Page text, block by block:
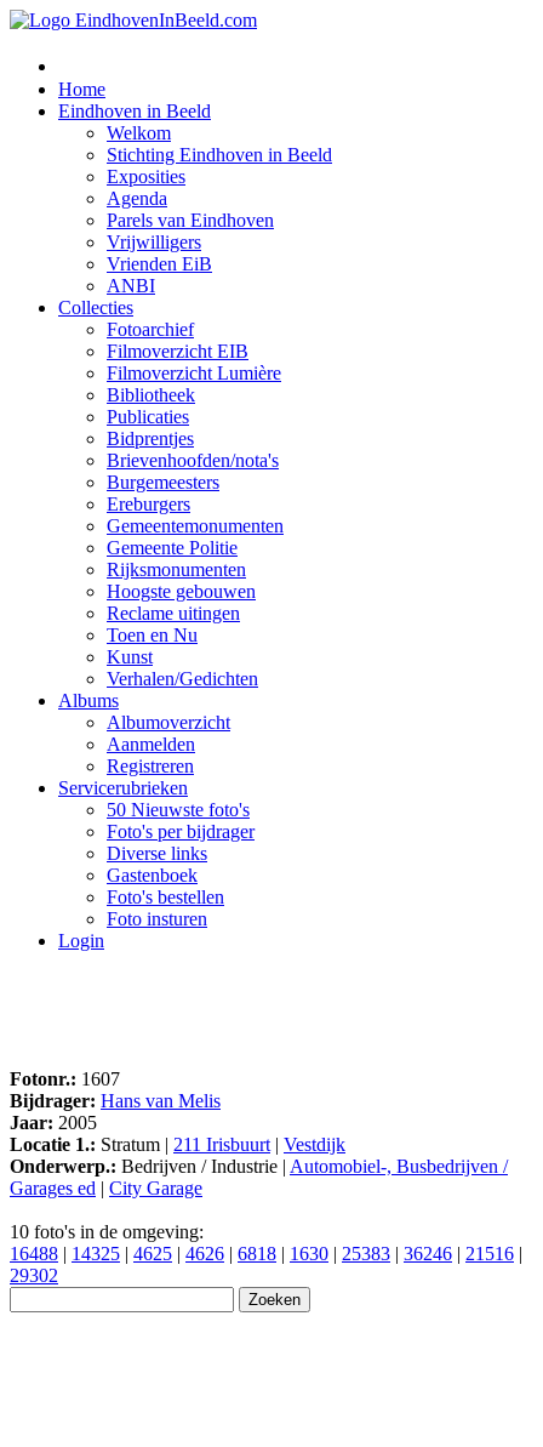
Home
Eindhoven in Beeld
Welkom
Stichting Eindhoven in Beeld
Exposities
Agenda
Parels van Eindhoven
Vrijwilligers
Vrienden EiB
ANBI
Collecties
Fotoarchief
Filmoverzicht EIB
Filmoverzicht Lumière
Bibliotheek
Publicaties
Bidprentjes
Brievenhoofden/nota's
Burgemeesters
Ereburgers
Gemeentemonumenten
Gemeente Politie
Rijksmonumenten
Hoogste gebouwen
Reclame uitingen
Toen en Nu
Kunst
Verhalen/Gedichten
Albums
Albumoverzicht
Aanmelden
Registreren
Servicerubrieken
50 Nieuwste foto's
Foto's per bijdrager
Diverse links
Gastenboek
Foto's bestellen
Foto insturen
Login
Fotonr.: 1607
Bijdrager: Hans van Melis
Jaar: 2005
Locatie 1.: Stratum | 211 Irisbuurt | Vestdijk
Onderwerp.: Bedrijven / Industrie | Automobiel-, Busbedrijven /
Garages ed | City Garage
10 foto's in de omgeving:
16488 | 14325 | 4625 | 4626 | 6818 | 1630 | 25383 | 36246 | 21516 |
29302